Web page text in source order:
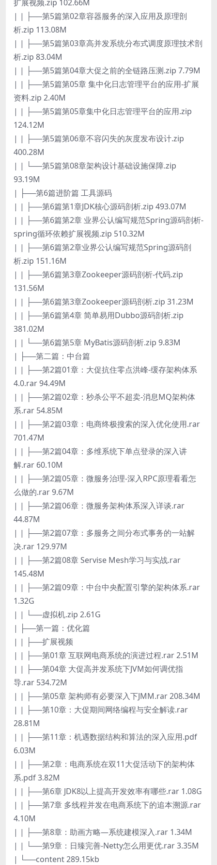
扩展视频.zip 102.66M
| | ├──第5篇第02章容器服务的深入应用及原理剖
析.zip 113.08M
| | ├──第5篇第03章高并发系统分布式调度原理技术剖
析.zip 83.04M
| | ├──第5篇第04章大促之前的全链路压测.zip 7.79M
| | ├──第5篇第05章 集中化日志管理平台的应用-扩展
资料.zip 2.40M
| | ├──第5篇第05章集中化日志管理平台的应用.zip
124.12M
| | ├──第5篇第06章不容闪失的灰度发布设计.zip
400.28M
| | └──第5篇第08章架构设计基础设施保障.zip
93.19M
| ├──第6篇进阶篇 工具源码
| | ├──第6篇第1章JDK核心源码剖析.zip 493.07M
| | ├──第6篇第2章 业界公认编写规范Spring源码剖析-
spring循环依赖扩展视频.zip 510.32M
| | ├──第6篇第2章业界公认编写规范Spring源码剖
析.zip 151.16M
| | ├──第6篇第3章Zookeeper源码剖析-代码.zip
131.56M
| | ├──第6篇第3章Zookeeper源码剖析.zip 31.23M
| | ├──第6篇第4章 简单易用Dubbo源码剖析.zip
381.02M
| | └──第6篇第5章 MyBatis源码剖析.zip 9.83M
| ├──第二篇：中台篇
| | ├──第2篇01章：大促抗住零点洪峰-缓存架构体系
4.0.rar 94.49M
| | ├──第2篇02章：秒杀公平不超卖-消息MQ架构体
系.rar 54.85M
| | ├──第2篇03章：电商终极搜索的深入优化使用.rar
701.47M
| | ├──第2篇04章：多维系统下单点登录的深入讲
解.rar 60.10M
| | ├──第2篇05章：微服务治理-深入RPC原理看看怎
么做的.rar 9.67M
| | ├──第2篇06章：微服务架构体系深入详谈.rar
44.87M
| | ├──第2篇07章：多服务之间分布式事务的一站解
决.rar 129.97M
| | ├──第2篇08章 Servise Mesh学习与实战.rar
145.48M
| | ├──第2篇09章：中台中央配置引擎的架构体系.rar
1.32G
| | └──虚拟机.zip 2.61G
| ├──第一篇：优化篇
| | ├──扩展视频
| | ├──第01章 互联网电商系统的演进过程.rar 2.51M
| | ├──第04章 大促高并发系统下JVM如何调优指
导.rar 534.72M
| | ├──第05章 架构师有必要深入下JMM.rar 208.34M
| | ├──第10章：大促期间网络编程与安全解读.rar
28.81M
| | ├──第11章：机遇数据结构和算法的深入应用.pdf
6.03M
| | ├──第2章：电商系统在双11大促活动下的架构体
系.pdf 3.82M
| | ├──第6章 JDK8以上提高开发效率有哪些.rar 1.08G
| | ├──第7章 多线程并发在电商系统下的追本溯源.rar
4.10M
| | ├──第8章：助画方略—系统建模深入.rar 1.34M
| | └──第9章：日臻完善-Netty怎么用更优.rar 3.35M
| └──content 289.15kb